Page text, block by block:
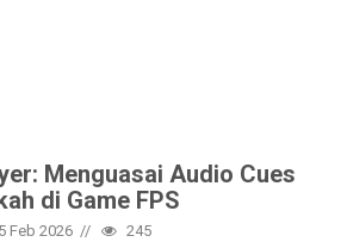
Menguasai Audio Cues
di Game FPS
Feb 2026 245